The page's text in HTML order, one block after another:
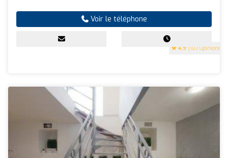
4.9 (107 Opinions)
Voir le téléphone